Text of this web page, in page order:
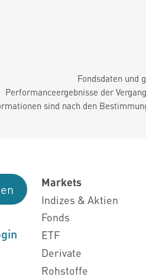
Fondsdaten und
Performanceergebnisse der
sind nach den
Markets
Indizes & Aktien
Fonds
ETF
Derivate
Rohstoffe